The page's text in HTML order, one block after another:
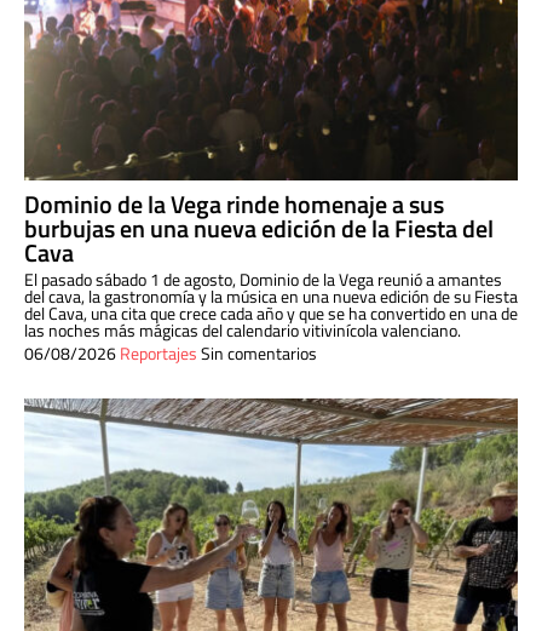
Dominio de la Vega rinde homenaje a sus
burbujas en una nueva edición de la Fiesta del
Cava
El pasado sábado 1 de agosto, Dominio de la Vega reunió a amantes
del cava, la gastronomía y la música en una nueva edición de su Fiesta
del Cava, una cita que crece cada año y que se ha convertido en una de
las noches más mágicas del calendario vitivinícola valenciano.
06/08/2026ReportajesSin comentarios